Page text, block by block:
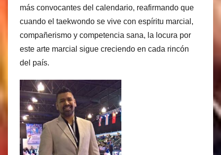
más convocantes del calendario, reafirmando que
cuando el taekwondo se vive con espíritu marcial,
compañerismo y competencia sana, la locura por
este arte marcial sigue creciendo en cada rincón
del país.